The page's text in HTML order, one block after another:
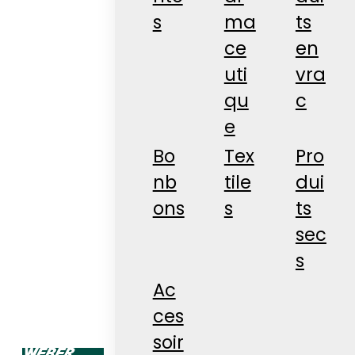
s
ma
ce
uti
qu
e
ts
en
vra
c
Bo
nb
ons
Tex
tile
s
Pro
dui
ts
sec
s
Ac
ces
soir